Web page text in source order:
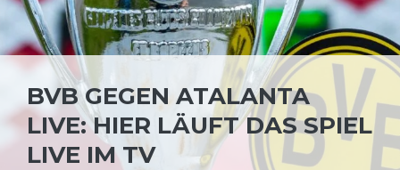
BVB GEGEN ATALANTA
LIVE: HIER LÄUFT DAS SPIEL
LIVE IM TV